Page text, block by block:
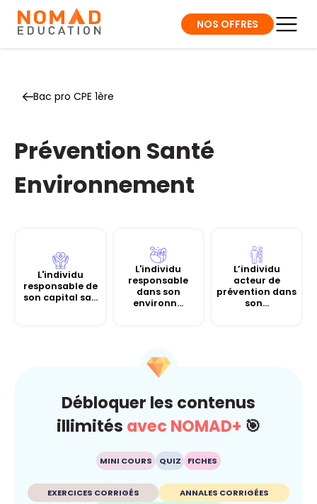
NOS OFFRES
Bac pro CPE 1ère
Prévention Santé
Environnement
L'individu
responsable de
son capital sa...
L'individu
responsable
dans son
environn...
L’individu
acteur de
prévention dans
son...
Débloquer les contenus
illimités avec NOMAD+ 🎯
MINI COURS QUIZ FICHES
EXERCICES CORRIGÉS
ANNALES CORRIGÉES